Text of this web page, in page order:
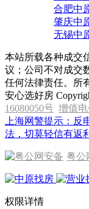
合肥中
肇庆中
无锡中
本站所载各种成交
议；公司不对成交
任何法律责任。所
安心选好房
16080050号 增值
上海网警提示：反
法，切莫轻信有返
粤公
权限详情